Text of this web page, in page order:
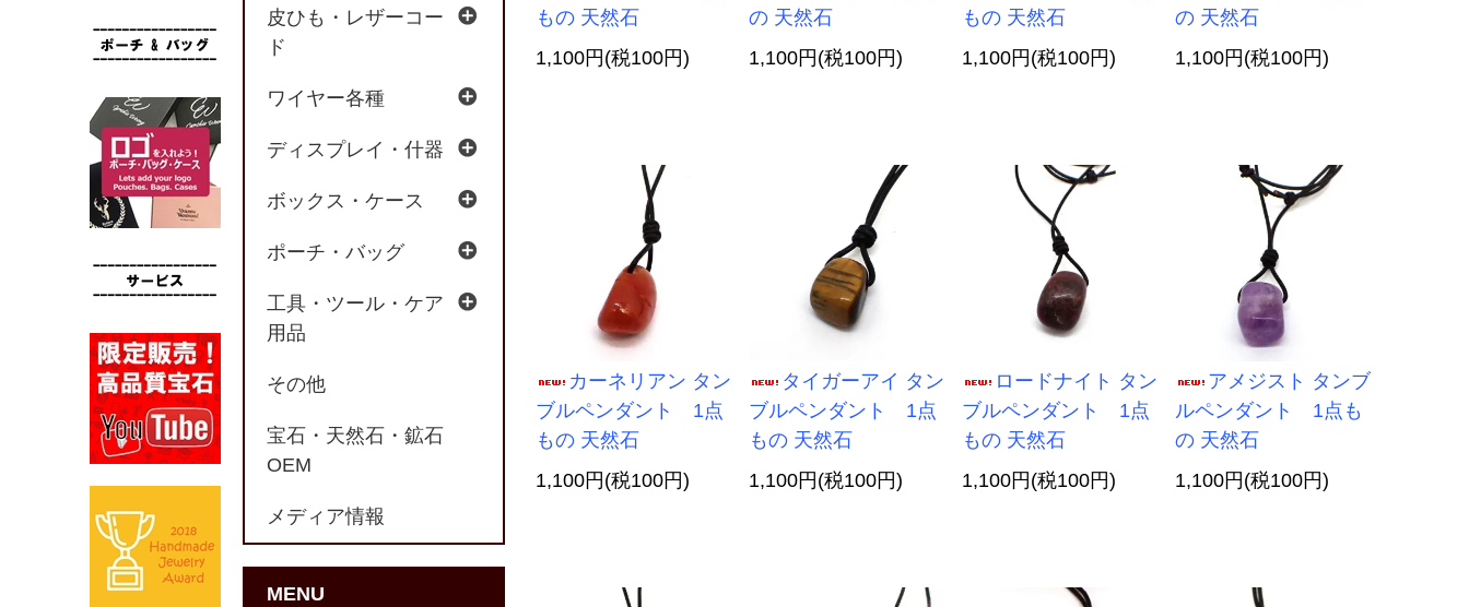
もの 天然石
1,100円(税100円)
の 天然石
1,100円(税100円)
もの 天然石
1,100円(税100円)
の 天然石
1,100円(税100円)
カーネリアン タン
ブルペンダント 1点
もの 天然石
1,100円(税100円)
タイガーアイ タン
ブルペンダント 1点
もの 天然石
1,100円(税100円)
ロードナイト タン
ブルペンダント 1点
もの 天然石
1,100円(税100円)
アメジスト タンブ
ルペンダント 1点も
の 天然石
1,100円(税100円)
皮ひも・レザーコー
ド
ワイヤー各種
ディスプレイ・什器
ボックス・ケース
ポーチ・バッグ
工具・ツール・ケア
用品
その他
宝石・天然石・鉱石
OEM
メディア情報
MENU